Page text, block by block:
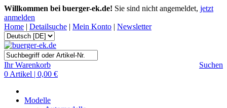
Willkommen bei buerger-ek.de! Sie sind nicht angemeldet, jetzt
anmelden
Home | Detailsuche | Mein Konto | Newsletter
Suchen
Ihr Warenkorb
0 Artikel | 0,00 €
Modelle